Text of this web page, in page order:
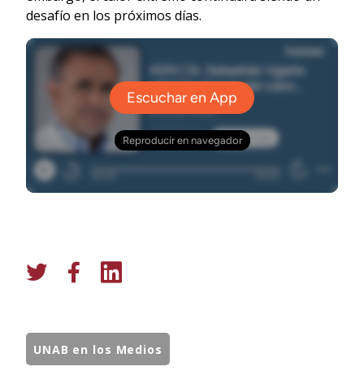
desafío en los próximos días.
UNAB en los Medios